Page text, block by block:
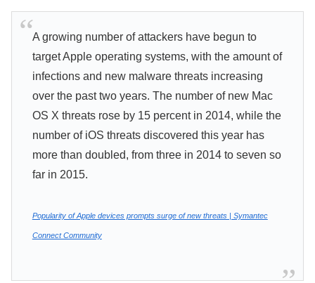
A growing number of attackers have begun to
target Apple operating systems, with the amount of
infections and new malware threats increasing
over the past two years. The number of new Mac
OS X threats rose by 15 percent in 2014, while the
number of iOS threats discovered this year has
more than doubled, from three in 2014 to seven so
far in 2015.
Popularity of Apple devices prompts surge of new threats | Symantec
Connect Community